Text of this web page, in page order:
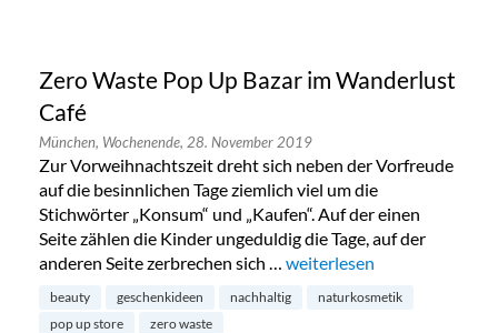
Zero Waste Pop Up Bazar im Wanderlust
Café
München, Wochenende, 28. November 2019
Zur Vorweihnachtszeit dreht sich neben der Vorfreude
auf die besinnlichen Tage ziemlich viel um die
Stichwörter „Konsum“ und „Kaufen“. Auf der einen
Seite zählen die Kinder ungeduldig die Tage, auf der
anderen Seite zerbrechen sich … „Zero Waste Pop Up Bazar
weiterlesen
beauty geschenkideen nachhaltig
naturkosmetik
pop up store
zero waste